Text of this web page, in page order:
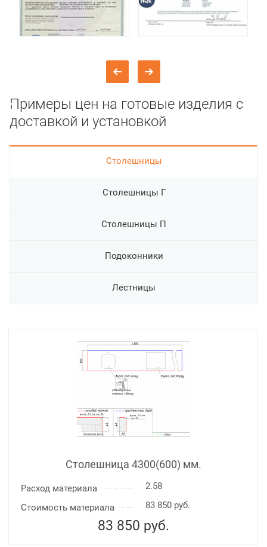
Примеры цен на готовые изделия с
доставкой и установкой
Cтолешницы
Столешницы Г
Столешницы П
Подоконники
Лестницы
Столешница 4300(600) мм.
Расход материала
2.58
Стоимость материала
83 850 руб.
83 850 руб.